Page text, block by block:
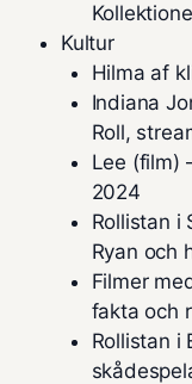
Kultur
Hilma af
Indiana
Roll,
Lee (film)
2024
Rollistan i
Ryan och
Filmer
fakta och
Rollistan i